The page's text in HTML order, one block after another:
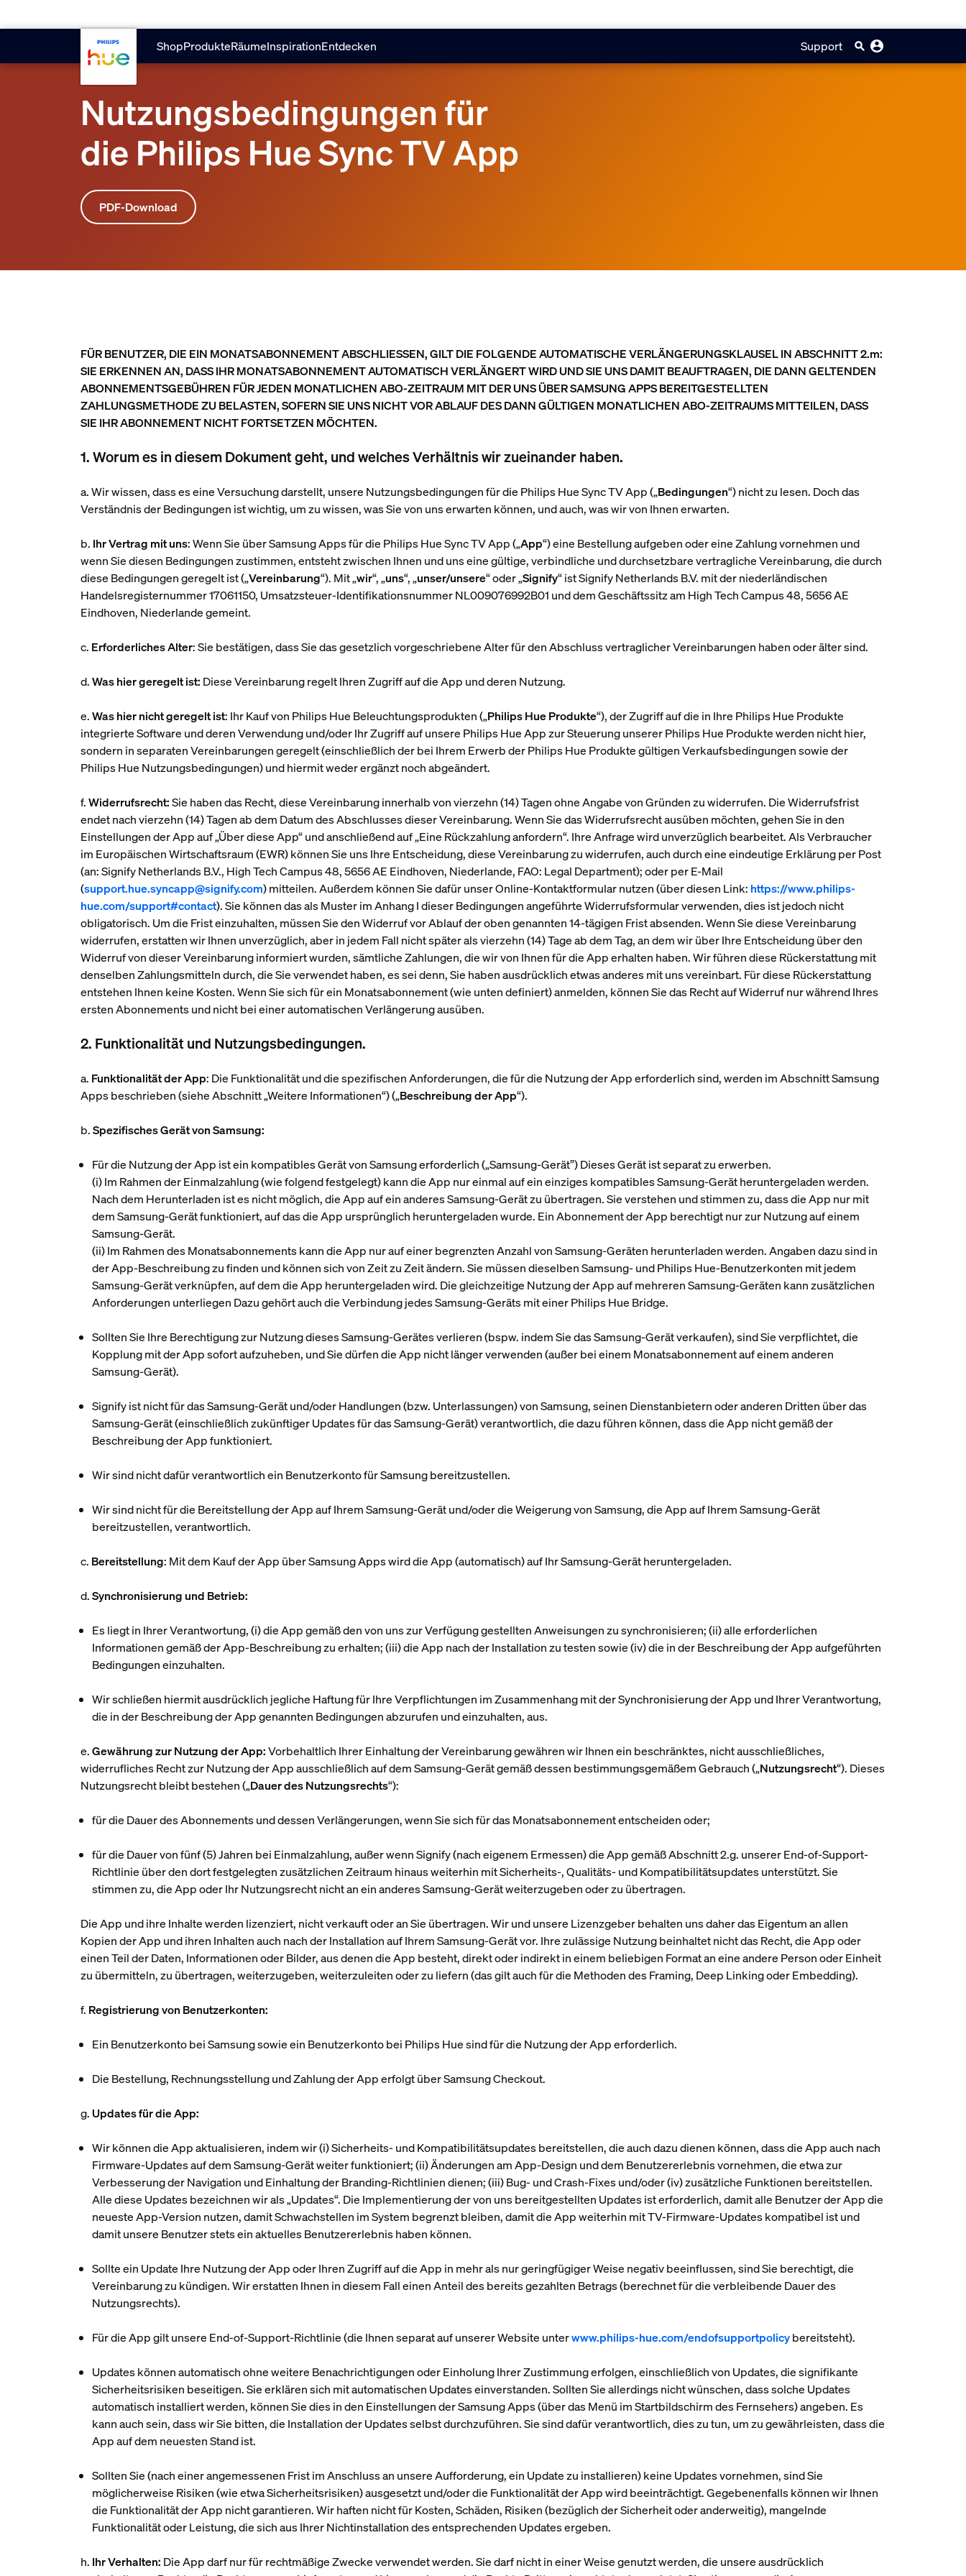
ShopProdukteRäumeInspirationEntdecken Support
Nutzungsbedingungen für
die Philips Hue Sync TV App
PDF-Download
FÜR BENUTZER, DIE EIN MONATSABONNEMENT ABSCHLIESSEN, GILT DIE FOLGENDE AUTOMATISCHE VERLÄNGERUNGSKLAUSEL IN ABSCHNITT 2.m:
SIE ERKENNEN AN, DASS IHR MONATSABONNEMENT AUTOMATISCH VERLÄNGERT WIRD UND SIE UNS DAMIT BEAUFTRAGEN, DIE DANN GELTENDEN
ABONNEMENTSGEBÜHREN FÜR JEDEN MONATLICHEN ABO-ZEITRAUM MIT DER UNS ÜBER SAMSUNG APPS BEREITGESTELLTEN
ZAHLUNGSMETHODE ZU BELASTEN, SOFERN SIE UNS NICHT VOR ABLAUF DES DANN GÜLTIGEN MONATLICHEN ABO-ZEITRAUMS MITTEILEN, DASS
SIE IHR ABONNEMENT NICHT FORTSETZEN MÖCHTEN.
1. Worum es in diesem Dokument geht, und welches Verhältnis wir zueinander haben.
a. Wir wissen, dass es eine Versuchung darstellt, unsere Nutzungsbedingungen für die Philips Hue Sync TV App („Bedingungen“) nicht zu lesen. Doch das
Verständnis der Bedingungen ist wichtig, um zu wissen, was Sie von uns erwarten können, und auch, was wir von Ihnen erwarten.
b. Ihr Vertrag mit uns: Wenn Sie über Samsung Apps für die Philips Hue Sync TV App („App“) eine Bestellung aufgeben oder eine Zahlung vornehmen und
wenn Sie diesen Bedingungen zustimmen, entsteht zwischen Ihnen und uns eine gültige, verbindliche und durchsetzbare vertragliche Vereinbarung, die durch
diese Bedingungen geregelt ist („Vereinbarung“). Mit „wir“, „uns“, „unser/unsere“ oder „Signify“ ist Signify Netherlands B.V. mit der niederländischen
Handelsregisternummer 17061150, Umsatzsteuer-Identifikationsnummer NL009076992B01 und dem Geschäftssitz am High Tech Campus 48, 5656 AE
Eindhoven, Niederlande gemeint.
c. Erforderliches Alter: Sie bestätigen, dass Sie das gesetzlich vorgeschriebene Alter für den Abschluss vertraglicher Vereinbarungen haben oder älter sind.
d.Was hier geregelt ist: Diese Vereinbarung regelt Ihren Zugriff auf die App und deren Nutzung.
e.Was hier nicht geregelt ist: Ihr Kauf von Philips Hue Beleuchtungsprodukten („Philips Hue Produkte“), der Zugriff auf die in Ihre Philips Hue Produkte
integrierte Software und deren Verwendung und/oder Ihr Zugriff auf unsere Philips Hue App zur Steuerung unserer Philips Hue Produkte werden nicht hier,
sondern in separaten Vereinbarungen geregelt (einschließlich der bei Ihrem Erwerb der Philips Hue Produkte gültigen Verkaufsbedingungen sowie der
Philips Hue Nutzungsbedingungen) und hiermit weder ergänzt noch abgeändert.
f.Widerrufsrecht:Sie haben das Recht, diese Vereinbarung innerhalb von vierzehn (14) Tagen ohne Angabe von Gründen zu widerrufen. Die Widerrufsfrist
endet nach vierzehn (14) Tagen ab dem Datum des Abschlusses dieser Vereinbarung. Wenn Sie das Widerrufsrecht ausüben möchten, gehen Sie in den
Einstellungen der App auf „Über diese App“ und anschließend auf „Eine Rückzahlung anfordern“. Ihre Anfrage wird unverzüglich bearbeitet. Als Verbraucher
im Europäischen Wirtschaftsraum (EWR) können Sie uns Ihre Entscheidung, diese Vereinbarung zu widerrufen, auch durch eine eindeutige Erklärung per Post
(an: Signify Netherlands B.V., High Tech Campus 48, 5656 AE Eindhoven, Niederlande, FAO: Legal Department); oder per E-Mail
(support.hue.syncapp@signify.com) mitteilen. Außerdem können Sie dafür unser Online-Kontaktformular nutzen (über diesen Link: https://www.philips-
hue.com/support#contact). Sie können das als Muster im Anhang I dieser Bedingungen angeführte Widerrufsformular verwenden, dies ist jedoch nicht
obligatorisch. Um die Frist einzuhalten, müssen Sie den Widerruf vor Ablauf der oben genannten 14-tägigen Frist absenden. Wenn Sie diese Vereinbarung
widerrufen, erstatten wir Ihnen unverzüglich, aber in jedem Fall nicht später als vierzehn (14) Tage ab dem Tag, an dem wir über Ihre Entscheidung über den
Widerruf von dieser Vereinbarung informiert wurden, sämtliche Zahlungen, die wir von Ihnen für die App erhalten haben. Wir führen diese Rückerstattung mit
denselben Zahlungsmitteln durch, die Sie verwendet haben, es sei denn, Sie haben ausdrücklich etwas anderes mit uns vereinbart. Für diese Rückerstattung
entstehen Ihnen keine Kosten. Wenn Sie sich für ein Monatsabonnement (wie unten definiert) anmelden, können Sie das Recht auf Widerruf nur während Ihres
ersten Abonnements und nicht bei einer automatischen Verlängerung ausüben.
2. Funktionalität und Nutzungsbedingungen.
a. Funktionalität der App: Die Funktionalität und die spezifischen Anforderungen, die für die Nutzung der App erforderlich sind, werden im Abschnitt Samsung
Apps beschrieben (siehe Abschnitt „Weitere Informationen“) („Beschreibung der App“).
b.Spezifisches Gerät von Samsung:
Für die Nutzung der App ist ein kompatibles Gerät von Samsung erforderlich („Samsung-Gerät”) Dieses Gerät ist separat zu erwerben.
(i)Im Rahmen der Einmalzahlung (wie folgend festgelegt) kann die App nur einmal auf ein einziges kompatibles Samsung-Gerät heruntergeladen werden.
Nach dem Herunterladen ist es nicht möglich, die App auf ein anderes Samsung-Gerät zu übertragen. Sie verstehen und stimmen zu, dass die App nur mit
dem Samsung-Gerät funktioniert, auf das die App ursprünglich heruntergeladen wurde. Ein Abonnement der App berechtigt nur zur Nutzung auf einem
Samsung-Gerät.
(ii)Im Rahmen des Monatsabonnements kann die App nur auf einer begrenzten Anzahl von Samsung-Geräten herunterladen werden. Angaben dazu sind in
der App-Beschreibung zu finden und können sich von Zeit zu Zeit ändern. Sie müssen dieselben Samsung- und Philips Hue-Benutzerkonten mit jedem
Samsung-Gerät verknüpfen, auf dem die App heruntergeladen wird. Die gleichzeitige Nutzung der App auf mehreren Samsung-Geräten kann zusätzlichen
Anforderungen unterliegen Dazu gehört auch die Verbindung jedes Samsung-Geräts mit einer Philips Hue Bridge.
Sollten Sie Ihre Berechtigung zur Nutzung dieses Samsung-Gerätes verlieren (bspw. indem Sie das Samsung-Gerät verkaufen), sind Sie verpflichtet, die
Kopplung mit der App sofort aufzuheben, und Sie dürfen die App nicht länger verwenden (außer bei einem Monatsabonnement auf einem anderen
Samsung-Gerät).
Signify ist nicht für das Samsung-Gerät und/oder Handlungen (bzw. Unterlassungen) von Samsung, seinen Dienstanbietern oder anderen Dritten über das
Samsung-Gerät (einschließlich zukünftiger Updates für das Samsung-Gerät) verantwortlich, die dazu führen können, dass die App nicht gemäß der
Beschreibung der App funktioniert.
Wir sind nicht dafür verantwortlich ein Benutzerkonto für Samsung bereitzustellen.
Wir sind nicht für die Bereitstellung der App auf Ihrem Samsung-Gerät und/oder die Weigerung von Samsung, die App auf Ihrem Samsung-Gerät
bereitzustellen, verantwortlich.
c. Bereitstellung: Mit dem Kauf der App über Samsung Apps wird die App (automatisch) auf Ihr Samsung-Gerät heruntergeladen.
d.Synchronisierung und Betrieb:
Es liegt in Ihrer Verantwortung, (i) die App gemäß den von uns zur Verfügung gestellten Anweisungen zu synchronisieren; (ii) alle erforderlichen
Informationen gemäß der App-Beschreibung zu erhalten; (iii) die App nach der Installation zu testen sowie (iv) die in der Beschreibung der App aufgeführten
Bedingungen einzuhalten.
Wir schließen hiermit ausdrücklich jegliche Haftung für Ihre Verpflichtungen im Zusammenhang mit der Synchronisierung der App und Ihrer Verantwortung,
die in der Beschreibung der App genannten Bedingungen abzurufen und einzuhalten, aus.
e.Gewährung zur Nutzung der App:Vorbehaltlich Ihrer Einhaltung der Vereinbarung gewähren wir Ihnen ein beschränktes, nicht ausschließliches,
widerrufliches Recht zur Nutzung der App ausschließlich auf dem Samsung-Gerät gemäß dessen bestimmungsgemäßem Gebrauch („Nutzungsrecht“). Dieses
Nutzungsrecht bleibt bestehen („Dauer des Nutzungsrechts“):
für die Dauer des Abonnements und dessen Verlängerungen, wenn Sie sich für das Monatsabonnement entscheiden oder;
für die Dauer von fünf (5) Jahren bei Einmalzahlung, außer wenn Signify (nach eigenem Ermessen) die App gemäß Abschnitt 2.g. unserer End-of-Support-
Richtlinie über den dort festgelegten zusätzlichen Zeitraum hinaus weiterhin mit Sicherheits-, Qualitäts- und Kompatibilitätsupdates unterstützt. Sie
stimmen zu, die App oder Ihr Nutzungsrecht nicht an ein anderes Samsung-Gerät weiterzugeben oder zu übertragen.
Die App und ihre Inhalte werden lizenziert, nicht verkauft oder an Sie übertragen. Wir und unsere Lizenzgeber behalten uns daher das Eigentum an allen
Kopien der App und ihren Inhalten auch nach der Installation auf Ihrem Samsung-Gerät vor. Ihre zulässige Nutzung beinhaltet nicht das Recht, die App oder
einen Teil der Daten, Informationen oder Bilder, aus denen die App besteht, direkt oder indirekt in einem beliebigen Format an eine andere Person oder Einheit
zu übermitteln, zu übertragen, weiterzugeben, weiterzuleiten oder zu liefern (das gilt auch für die Methoden des Framing, Deep Linking oder Embedding).
f. Registrierung von Benutzerkonten:
Ein Benutzerkonto bei Samsung sowie ein Benutzerkonto bei Philips Hue sind für die Nutzung der App erforderlich.
Die Bestellung, Rechnungsstellung und Zahlung der App erfolgt über Samsung Checkout.
g. Updates für die App:
Wir können die App aktualisieren, indem wir (i) Sicherheits- und Kompatibilitätsupdates bereitstellen, die auch dazu dienen können, dass die App auch nach
Firmware-Updates auf dem Samsung-Gerät weiter funktioniert; (ii) Änderungen am App-Design und dem Benutzererlebnis vornehmen, die etwa zur
Verbesserung der Navigation und Einhaltung der Branding-Richtlinien dienen; (iii) Bug- und Crash-Fixes und/oder (iv) zusätzliche Funktionen bereitstellen.
Alle diese Updates bezeichnen wir als „Updates“. Die Implementierung der von uns bereitgestellten Updates ist erforderlich, damit alle Benutzer der App die
neueste App-Version nutzen, damit Schwachstellen im System begrenzt bleiben, damit die App weiterhin mit TV-Firmware-Updates kompatibel ist und
damit unsere Benutzer stets ein aktuelles Benutzererlebnis haben können.
Sollte ein Update Ihre Nutzung der App oder Ihren Zugriff auf die App in mehr als nur geringfügiger Weise negativ beeinflussen, sind Sie berechtigt, die
Vereinbarung zu kündigen. Wir erstatten Ihnen in diesem Fall einen Anteil des bereits gezahlten Betrags (berechnet für die verbleibende Dauer des
Nutzungsrechts).
Für die App gilt unsere End-of-Support-Richtlinie (die Ihnen separat auf unserer Website unterwww.philips-hue.com/endofsupportpolicybereitsteht).
Updates können automatisch ohne weitere Benachrichtigungen oder Einholung Ihrer Zustimmung erfolgen, einschließlich von Updates, die signifikante
Sicherheitsrisiken beseitigen. Sie erklären sich mit automatischen Updates einverstanden. Sollten Sie allerdings nicht wünschen, dass solche Updates
automatisch installiert werden, können Sie dies in den Einstellungen der Samsung Apps (über das Menü im Startbildschirm des Fernsehers) angeben. Es
kann auch sein, dass wir Sie bitten, die Installation der Updates selbst durchzuführen. Sie sind dafür verantwortlich, dies zu tun, um zu gewährleisten, dass die
App auf dem neuesten Stand ist.
Sollten Sie (nach einer angemessenen Frist im Anschluss an unsere Aufforderung, ein Update zu installieren) keine Updates vornehmen, sind Sie
möglicherweise Risiken (wie etwa Sicherheitsrisiken) ausgesetzt und/oder die Funktionalität der App wird beeinträchtigt. Gegebenenfalls können wir Ihnen
die Funktionalität der App nicht garantieren. Wir haften nicht für Kosten, Schäden, Risiken (bezüglich der Sicherheit oder anderweitig), mangelnde
Funktionalität oder Leistung, die sich aus Ihrer Nichtinstallation des entsprechenden Updates ergeben.
h. Ihr Verhalten: Die App darf nur für rechtmäßige Zwecke verwendet werden. Sie darf nicht in einer Weise genutzt werden, die unsere ausdrücklich